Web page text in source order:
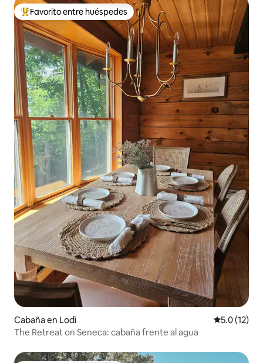
Favorito entre huéspedes preferido
Favorito entre huéspedes
Cabaña en Lodi Calificación
5.0 (12)
The Retreat on Seneca: cabaña frente al agua